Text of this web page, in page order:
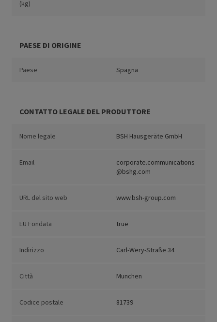
(kg)
PAESE DI ORIGINE
Paese Spagna
CONTATTO LEGALE DEL PRODUTTORE
Nome legale BSH Hausgeräte GmbH
Email
corporate.communications
@bshg.com
URL del sito web www.bsh-group.com
EU Fondata true
Indirizzo Carl-Wery-Straße 34
Città Munchen
Codice postale 81739